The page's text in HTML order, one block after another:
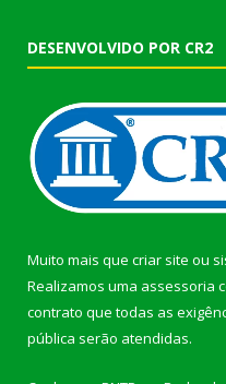
DESENVOLVIDO POR CR2
Muito mais que criar site ou
Realizamos uma assessoria
contrato que todas as
pública serão atendidas.